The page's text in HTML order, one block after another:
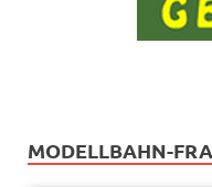
MODELLBAHN-